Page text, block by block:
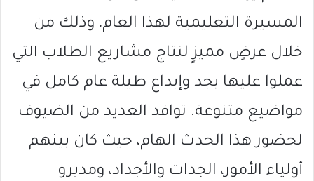
المسيرة التعليمية لهذا العام، وذلك من
خلال عرضٍ مميزٍ لنتاج مشاريع الطلاب التي
عملوا عليها بجد وإبداع طيلة عام كامل في
مواضيع متنوعة. توافد العديد من الضيوف
لحضور هذا الحدث الهام، حيث كان بينهم
أولياء الأمور، الجدات والأجداد، ومديرو